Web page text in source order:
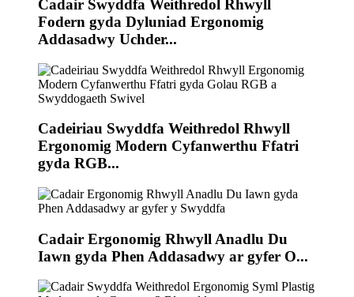
Cadair Swyddfa Weithredol Rhwyll
Fodern gyda Dyluniad Ergonomig
Addasadwy Uchder...
Cadeiriau Swyddfa Weithredol Rhwyll
Ergonomig Modern Cyfanwerthu Ffatri
gyda RGB...
Cadair Ergonomig Rhwyll Anadlu Du
Iawn gyda Phen Addasadwy ar gyfer O...